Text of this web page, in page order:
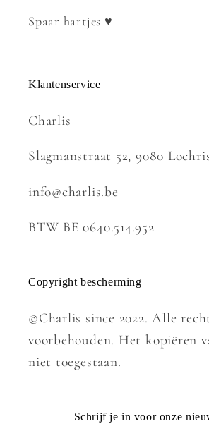
Spaar hartjes ♥
Klantenservice
Charlis
Slagmanstraat 52, 9080
info@charlis.be
BTW BE 0640.514.952
Copyright bescherming
©Charlis since 2022. Alle
voorbehouden. Het kopiëren
niet toegestaan.
Schrijf je in voor onze